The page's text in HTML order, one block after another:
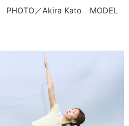
PHOTO／Akira Kato MODEL